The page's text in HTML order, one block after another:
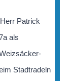
Patrick
als
Stadtradeln